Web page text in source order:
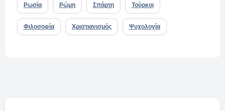
Ρωσία Ρώμη Σπάρτη Τούρκοι
Φιλοσοφία Χριστιανισμός Ψυχολογία